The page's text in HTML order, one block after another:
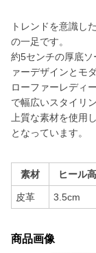
トレンドを意識し
の一足です。
約5センチの厚底
ァーデザインとモ
ローファーレディ
で幅広いスタイリ
上質な素材を使用
となっています。
素材 ヒール高
皮革 3.5cm
商品画像